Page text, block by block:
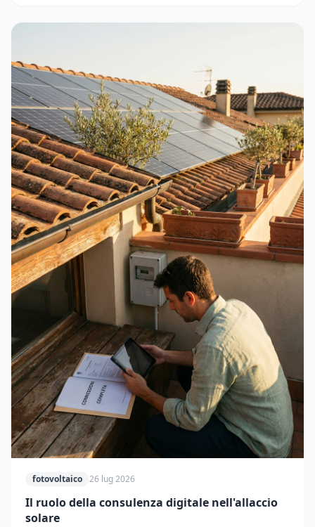
fotovoltaico 26 lug 2026
Il ruolo della consulenza digitale nell'allaccio
solare